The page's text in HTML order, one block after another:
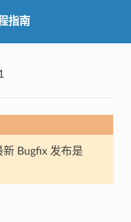
指南
Bugfix 发布是